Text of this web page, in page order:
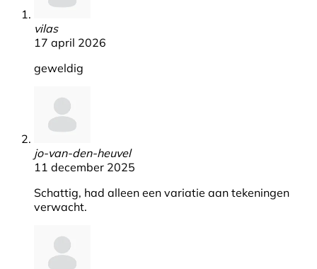
vilas
17 april 2026
geweldig
jo-van-den-heuvel
11 december 2025
Schattig, had alleen een variatie aan tekeningen
verwacht.